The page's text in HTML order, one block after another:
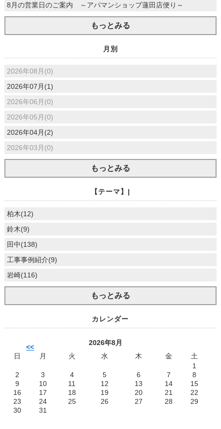
8月の営業日のご案内 ～アパマンショップ蓮田店便り～
もっとみる
月別
2026年08月(0)
2026年07月(1)
2026年06月(0)
2026年05月(0)
2026年04月(2)
2026年03月(0)
もっとみる
【テーマ】|
柏木(12)
鈴木(9)
田中(138)
工事事例紹介(9)
岩崎(116)
もっとみる
カレンダー
<<
2026年8月
日
月 火 水 木 金
土
1
2
3 4 5 6 7
8
9
10 11 12 13 14
15
16
17 18 19 20 21
22
23
24 25 26 27 28
29
30
31